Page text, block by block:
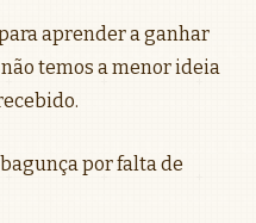
aprender a ganhar
temos a menor ideia
por falta de